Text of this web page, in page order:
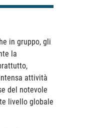
in gruppo, gli
la
attività
del notevole
livello globale